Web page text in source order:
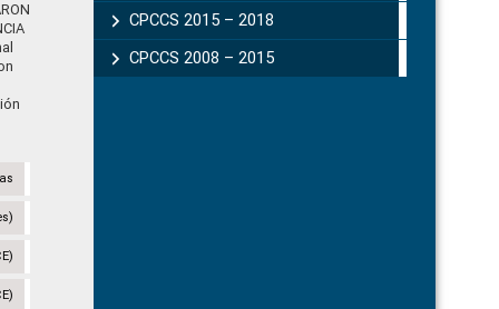
CPCCS 2015 – 2018
CPCCS 2008 – 2015